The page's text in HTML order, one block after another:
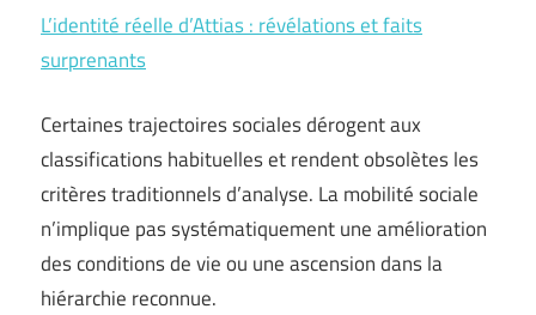
L’identité réelle d’Attias : révélations et faits
surprenants
Certaines trajectoires sociales dérogent aux
classifications habituelles et rendent obsolètes les
critères traditionnels d’analyse. La mobilité sociale
n’implique pas systématiquement une amélioration
des conditions de vie ou une ascension dans la
hiérarchie reconnue.